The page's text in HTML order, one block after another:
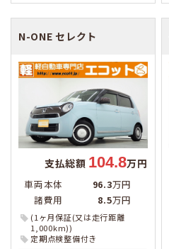
N-ONEセレクト
支払総額 104.8万円
車両本体 96.3万円
諸費用
8.5万円
(1ヶ月保証(又は走行距離
1,000km))
定期点検整備付き